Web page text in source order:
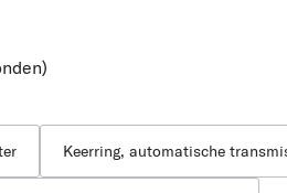
)
Keerring, automatische